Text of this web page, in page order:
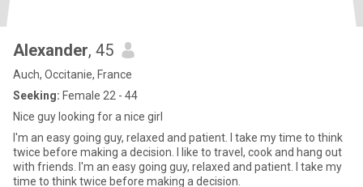
Alexander, 45
Auch, Occitanie, France
Seeking: Female 22 - 44
Nice guy looking for a nice girl
I'm an easy going guy, relaxed and patient. I take my time to think
twice before making a decision. I like to travel, cook and hang out
with friends. I'm an easy going guy, relaxed and patient. I take my
time to think twice before making a decision.